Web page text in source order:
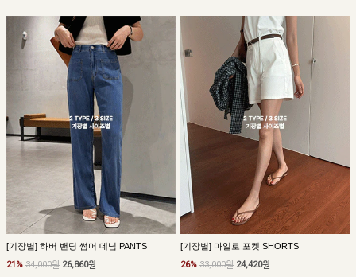
[기장별] 하버 밴딩 썸머 데님 PANTS
21% 34,000원 26,860원
[기장별] 마일로 포켓 SHORTS
26% 33,000원 24,420원